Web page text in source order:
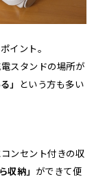
イント。
スタンドの場所が
」
という方も多い
ンセント付きの収
収納」 ができて便